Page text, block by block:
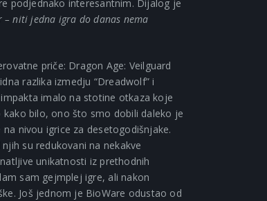
podjednako interesantnim. Dijalog je
– niti jedna igra do danas nema
priče: Dragon Age: Veilguard
razlika izmedju “Dreadwolf” i
imalo na stotine otkaza koje
bilo, ono što smo dobili daleko je
nivou igrice za desetogodišnjake.
su redukovani na nekakve
unikatnosti iz prethodnih
sam gejmplej igre, ali nakon
Još jednom je BioWare odustao od